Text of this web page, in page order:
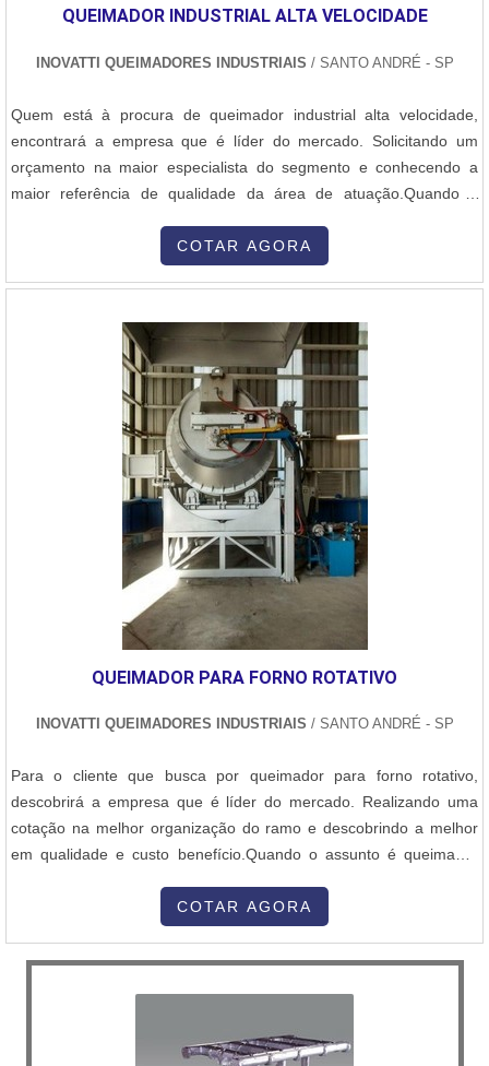
QUEIMADOR INDUSTRIAL ALTA VELOCIDADE
INOVATTI QUEIMADORES INDUSTRIAIS / SANTO ANDRÉ - SP
Quem está à procura de queimador industrial alta velocidade,
encontrará a empresa que é líder do mercado. Solicitando um
orçamento na maior especialista do segmento e conhecendo a
maior referência de qualidade da área de atuação.Quando a
colaboradores da Inovatti Queimadores Industriais o cliente
encontrará ótima qualidade com atendimento a indústrias de
COTAR AGORA
QUEIMADOR PARA FORNO ROTATIVO
INOVATTI QUEIMADORES INDUSTRIAIS / SANTO ANDRÉ - SP
Para o cliente que busca por queimador para forno rotativo,
descobrirá a empresa que é líder do mercado. Realizando uma
cotação na melhor organização do ramo e descobrindo a melhor
em qualidade e custo benefício.Quando o assunto é queimador
encontrar proteção com soluções para estufas, fornos e
FORNO ROTATIVOA Inovatti Queimad...
COTAR AGORA